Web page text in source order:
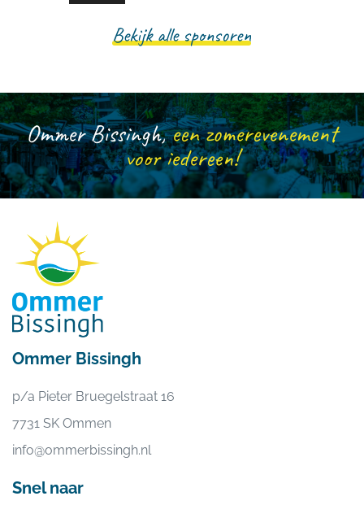
Bekijk alle sponsoren
Ommer Bissingh,een zomerevenement
voor iedereen!
Ommer Bissingh
p/a Pieter Bruegelstraat 16
7731 SK Ommen
info@ommerbissingh.nl
Snel naar